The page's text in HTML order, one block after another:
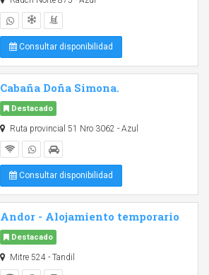
Consultar disponibilidad
Cabaña Doña Simona.
Destacado
Ruta provincial 51 Nro 3062 - Azul
Consultar disponibilidad
Andor - Alojamiento temporario
Destacado
Mitre 524 - Tandil